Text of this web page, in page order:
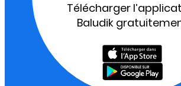
Télécharger
Baludik